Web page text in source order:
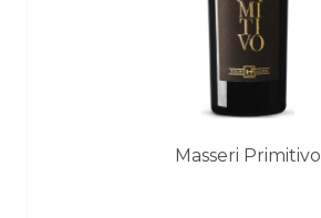
Masseri Primitivo